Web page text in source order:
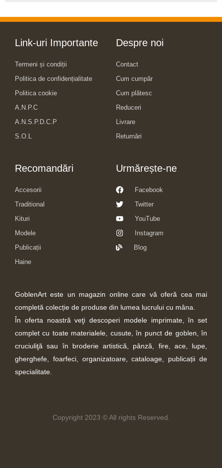
Link-uri Importante
Termeni și condiții
Politica de confidențialitate
Politica cookie
A.N.P.C
A.N.S.P.D.C.P
S.O.L
Despre noi
Contact
Cum cumpăr
Cum plătesc
Reduceri
Livrare
Returnări
Recomandări
Accesorii
Traditional
Kituri
Modele
Publicații
Haine
Urmărește-ne
Facebook
Twitter
YouTube
Instagram
Blog
GoblenArt este un magazin online care vă oferă cea mai
completă colecție de produse din lumea lucrului cu mâna.
În oferta noastră veţi descoperi modele imprimate, în set
complet cu toate materialele, cusute, în punct de goblen, în
cruciuliţă sau în broderie artistică, pânză, fire, ace, lupe,
gherghefe, foarfeci, organizatoare, cataloage, publicații de
specialitate.
Copyright 2023 © All rights Reserved.